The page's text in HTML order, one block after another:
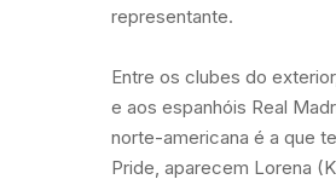
representante.
Entre os clubes do
e aos espanhóis Real
norte-americana é a que
Pride, aparecem Lorena